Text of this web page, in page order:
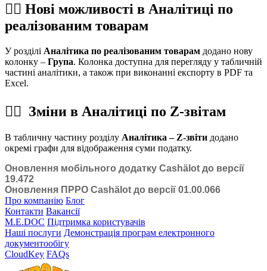
☝🏻 Нові можливості в Аналітиці по
реалізованим товарам
У розділі Аналітика по реалізованим товарам додано нову
колонку – Група. Колонка доступна для перегляду у табличній
частині аналітики, а також при виконанні експорту в PDF та
Excel.
☝🏻 Зміни в Аналітиці по Z-звітам
В табличну частину розділу Аналітика – Z-звіти додано
окремі графи для відображення суми податку.
Оновлення мобільного додатку Cashӓlot до версії
19.472
Оновлення ПРРО Cashӓlot до версії 01.00.066
Про компанію Блог
Контакти Вакансії
M.E.DOC Підтримка користувачів
Наші послуги Демонстрація програм електронного
документообігу
CloudKey FAQs